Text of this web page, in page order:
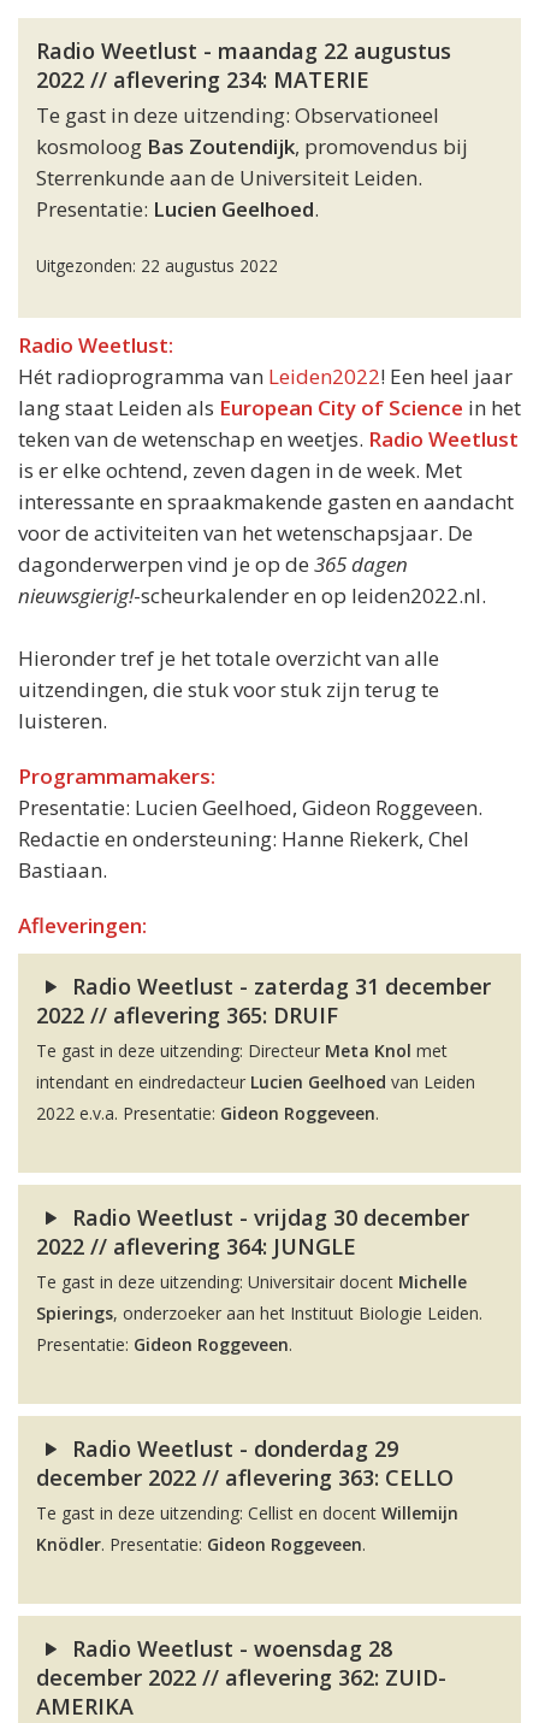
Radio Weetlust - maandag 22 augustus
2022 // aflevering 234: MATERIE
Te gast in deze uitzending: Observationeel
kosmoloog Bas Zoutendijk, promovendus bij
Sterrenkunde aan de Universiteit Leiden.
Presentatie: Lucien Geelhoed.
Uitgezonden: 22 augustus 2022
Radio Weetlust:
Hét radioprogramma van Leiden2022! Een heel jaar
lang staat Leiden als European City of Science in het
teken van de wetenschap en weetjes. Radio Weetlust
is er elke ochtend, zeven dagen in de week. Met
interessante en spraakmakende gasten en aandacht
voor de activiteiten van het wetenschapsjaar. De
dagonderwerpen vind je op de 365 dagen
nieuwsgierig!-scheurkalender en op leiden2022.nl.
Hieronder tref je het totale overzicht van alle
uitzendingen, die stuk voor stuk zijn terug te
luisteren.
Programmamakers:
Presentatie: Lucien Geelhoed, Gideon Roggeveen.
Redactie en ondersteuning: Hanne Riekerk, Chel
Bastiaan.
Afleveringen:
Radio Weetlust - zaterdag 31 december
2022 // aflevering 365: DRUIF
Te gast in deze uitzending: Directeur Meta Knol met
intendant en eindredacteur Lucien Geelhoed van Leiden
2022 e.v.a. Presentatie: Gideon Roggeveen.
Radio Weetlust - vrijdag 30 december
2022 // aflevering 364: JUNGLE
Te gast in deze uitzending: Universitair docent Michelle
Spierings, onderzoeker aan het Instituut Biologie Leiden.
Presentatie: Gideon Roggeveen.
Radio Weetlust - donderdag 29
december 2022 // aflevering 363: CELLO
Te gast in deze uitzending: Cellist en docent Willemijn
Knödler. Presentatie: Gideon Roggeveen.
Radio Weetlust - woensdag 28
december 2022 // aflevering 362: ZUID-
AMERIKA